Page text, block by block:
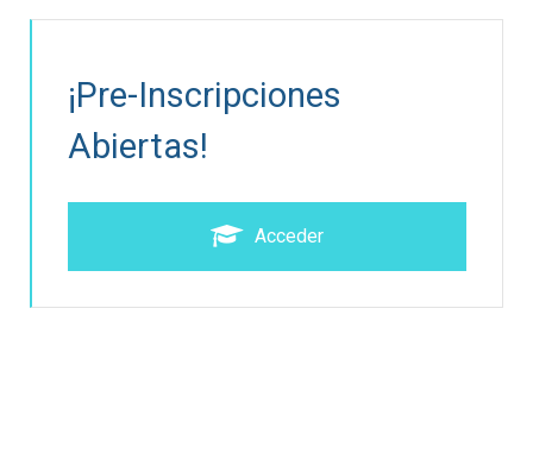
¡Pre-Inscripciones
Abiertas!
Acceder